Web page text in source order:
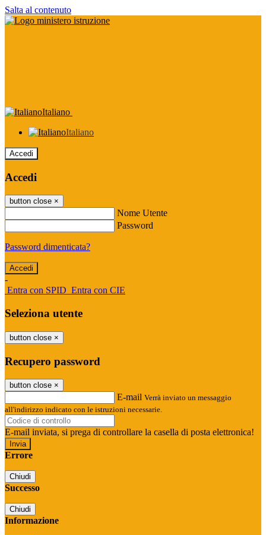
Salta al contenuto
Italiano
Italiano
Accedi
Accedi
button close ×
Nome Utente
Password
Password dimenticata?
-
Entra con SPID Entra con CIE
Seleziona utente
button close ×
Recupero password
button close ×
E-mail Verrà inviato un messaggio
all'indirizzo indicato con le istruzioni necessarie.
E-mail inviata, si prega di controllare la casella di posta elettronica!
Errore
Chiudi
Successo
Chiudi
Informazione